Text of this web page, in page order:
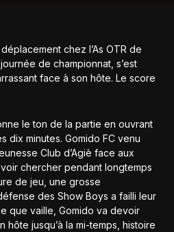
chez l’As OTR de
de championnat, s’est
face à son hôte. Le score
le ton de la partie en ouvrant
dix minutes. Gomido FC venu
Club d’Agiè face aux
chercher pendant longtemps
de jeu, une grosse
des Show Boys a failli leur
que vaille, Gomido va devoir
jusqu’à la mi-temps, histoire